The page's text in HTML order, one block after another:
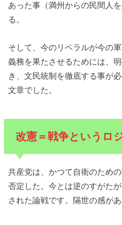
あった事（満州からの民間人
る。
そして、今のリベラルが今の
義務を果たさせるためには、
き、文民統制を徹底する事が
文章でした。
改憲＝戦争というロ
共産党は、かつて自衛のため
否定した。今とは逆のすがた
された論戦です。隔世の感があ